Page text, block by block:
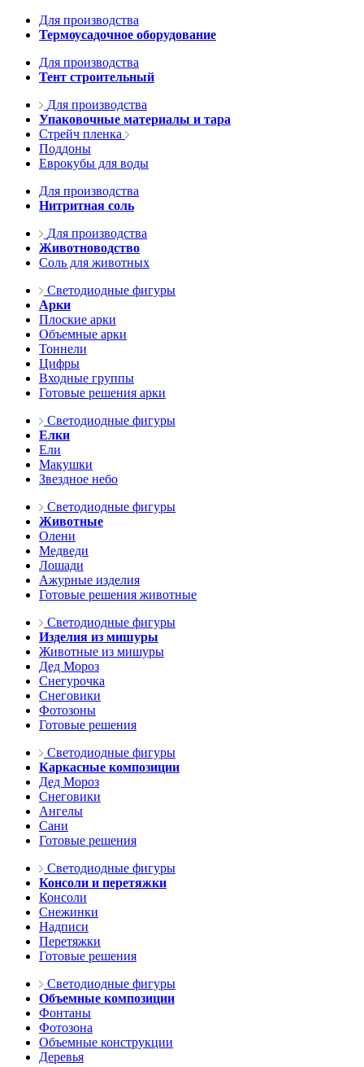
Для производства
Термоусадочное оборудование
Для производства
Тент строительный
Для производства
Упаковочные материалы и тара
Стрейч пленка
Поддоны
Еврокубы для воды
Для производства
Нитритная соль
Для производства
Животноводство
Соль для животных
Светодиодные фигуры
Арки
Плоские арки
Объемные арки
Тоннели
Цифры
Входные группы
Готовые решения арки
Светодиодные фигуры
Елки
Ели
Макушки
Звездное небо
Светодиодные фигуры
Животные
Олени
Медведи
Лошади
Ажурные изделия
Готовые решения животные
Светодиодные фигуры
Изделия из мишуры
Животные из мишуры
Дед Мороз
Снегурочка
Снеговики
Фотозоны
Готовые решения
Светодиодные фигуры
Каркасные композиции
Дед Мороз
Снеговики
Ангелы
Сани
Готовые решения
Светодиодные фигуры
Консоли и перетяжки
Консоли
Снежинки
Надписи
Перетяжки
Готовые решения
Светодиодные фигуры
Объемные композиции
Фонтаны
Фотозона
Объемные конструкции
Деревья